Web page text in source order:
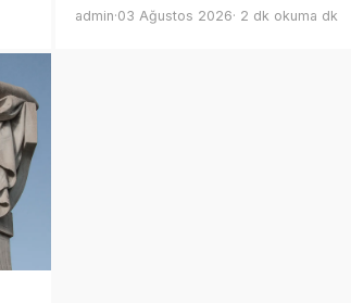
admin·03 Ağustos 2026· 2 dk okuma dk